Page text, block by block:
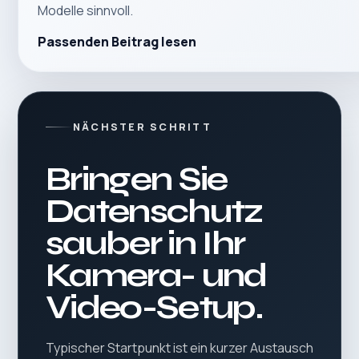
Modelle sinnvoll.
Passenden Beitrag lesen
NÄCHSTER SCHRITT
Bringen Sie
Datenschutz
sauber in Ihr
Kamera- und
Video-Setup.
Typischer Startpunkt ist ein kurzer Austausch